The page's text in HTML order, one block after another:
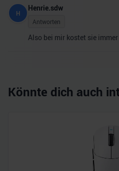
H
Henrie.sdw
Antworten
Also bei mir kostet sie
Könnte dich auch